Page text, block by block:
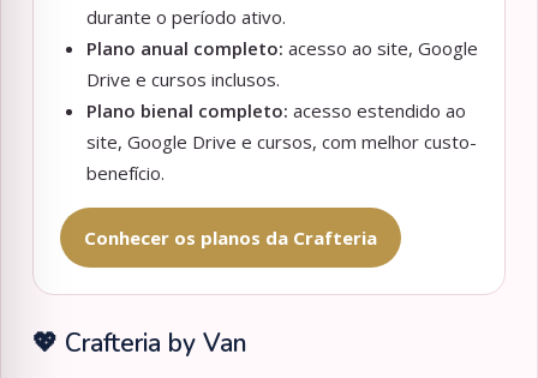
durante o período ativo.
Plano anual completo: acesso ao site, Google
Drive e cursos inclusos.
Plano bienal completo: acesso estendido ao
site, Google Drive e cursos, com melhor custo-
benefício.
Conhecer os planos da Crafteria
💖 Crafteria by Van